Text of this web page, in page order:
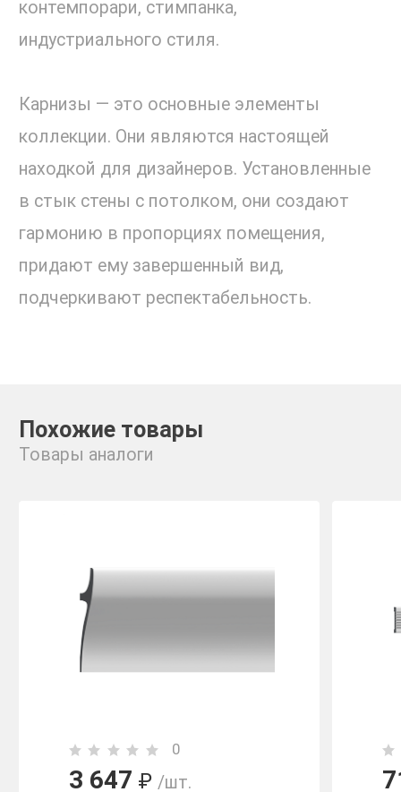
контемпорари, стимпанка,
индустриального стиля.
Карнизы — это основные элементы
коллекции. Они являются настоящей
находкой для дизайнеров. Установленные
в стык стены с потолком, они создают
гармонию в пропорциях помещения,
придают ему завершенный вид,
подчеркивают респектабельность.
Похожие товары
Товары аналоги
0
3 647 ₽ /шт.